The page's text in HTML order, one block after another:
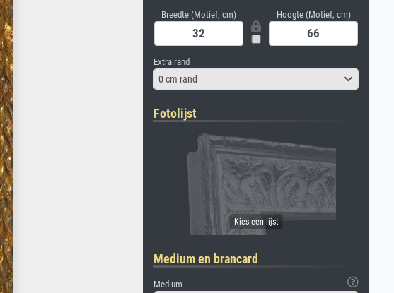
Breedte (Motief, cm) Hoogte (Motief, cm)
Extra rand
0 cm rand
Fotolijst
Medium en brancard
Medium